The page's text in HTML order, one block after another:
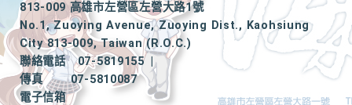
813-009 高雄市左營區左營大路1號
No.1, Zuoying Avenue, Zuoying Dist., Kaohsiung
City 813-009, Taiwan (R.O.C.)
聯絡電話
07-5819155
|
傳真
07-5810087
電子信箱